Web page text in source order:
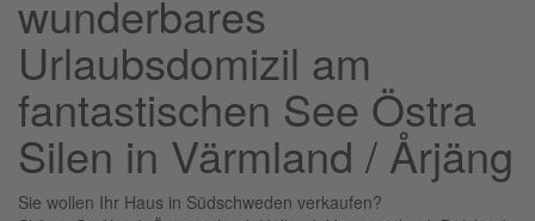
wunderbares
Urlaubsdomizil am
fantastischen See Östra
Silen in Värmland / Årjäng
Sie wollen Ihr Haus in Südschweden verkaufen?